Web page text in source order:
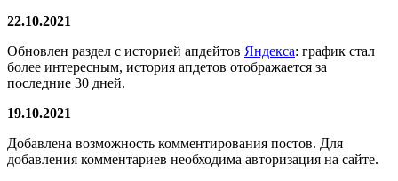
22.10.2021
Обновлен раздел с историей апдейтов Яндекса: график стал
более интересным, история апдетов отображается за
последние 30 дней.
19.10.2021
Добавлена возможность комментирования постов. Для
добавления комментариев необходима авторизация на сайте.